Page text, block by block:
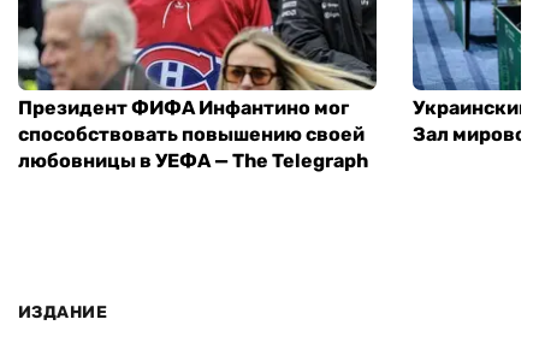
Президент ФИФА Инфантино мог
способствовать повышению своей
любовницы в УЕФА — The Telegraph
Украинский
Зал
ИЗДАНИЕ